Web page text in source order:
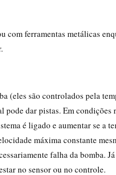
com ferramentas metálicas
(eles são controlados pela
dar pistas. Em condições
é ligado e aumentar se a
máxima constante
falha da bomba.
no sensor ou no controle.